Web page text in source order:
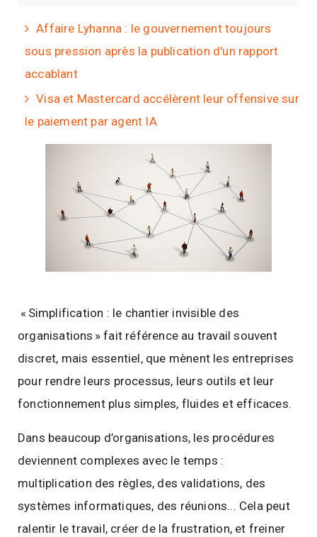
Affaire Lyhanna : le gouvernement toujours
sous pression après la publication d'un rapport
accablant
Visa et Mastercard accélèrent leur offensive sur
le paiement par agent IA
« Simplification : le chantier invisible des
organisations » fait référence au travail souvent
discret, mais essentiel, que mènent les entreprises
pour rendre leurs processus, leurs outils et leur
fonctionnement plus simples, fluides et efficaces.
Dans beaucoup d’organisations, les procédures
deviennent complexes avec le temps :
multiplication des règles, des validations, des
systèmes informatiques, des réunions... Cela peut
ralentir le travail, créer de la frustration, et freiner